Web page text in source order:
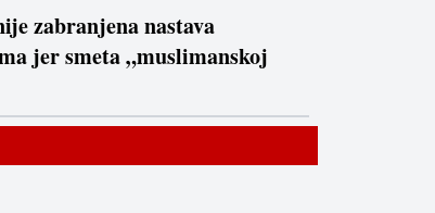
zabranjena nastava
jer smeta „muslimanskoj